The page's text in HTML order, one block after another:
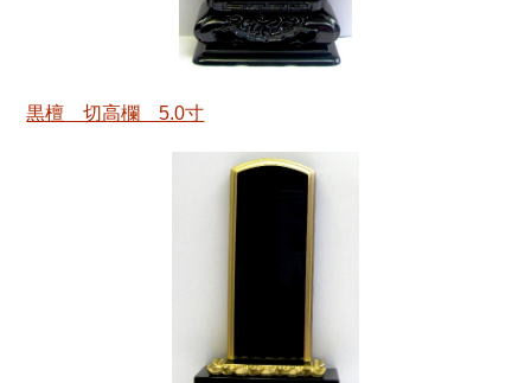
黒檀 切高欄 5.0寸